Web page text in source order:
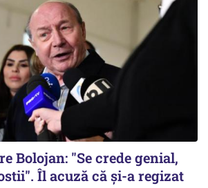
Bolojan: "Se crede genial,
Îl acuză că și-a regizat